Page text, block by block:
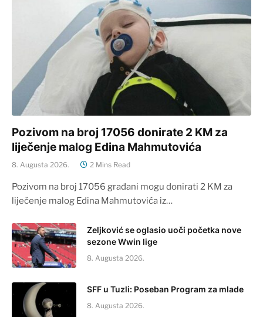
Pozivom na broj 17056 donirate 2 KM za
liječenje malog Edina Mahmutovića
8. Augusta 2026. 2 Mins Read
Pozivom na broj 17056 građani mogu donirati 2 KM za
liječenje malog Edina Mahmutovića iz…
Zeljković se oglasio uoči početka nove
sezone Wwin lige
8. Augusta 2026.
SFF u Tuzli: Poseban Program za mlade
8. Augusta 2026.